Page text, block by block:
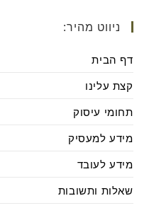
ניווט מהיר:
דף הבית
קצת עלינו
תחומי עיסוק
מידע למעסיק
מידע לעובד
שאלות ותשובות